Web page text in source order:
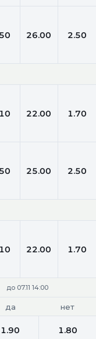
26.00 2.50
22.00 1.70
25.00 2.50
22.00 1.70
до 07.11 14:00
да нет
1.90 1.80